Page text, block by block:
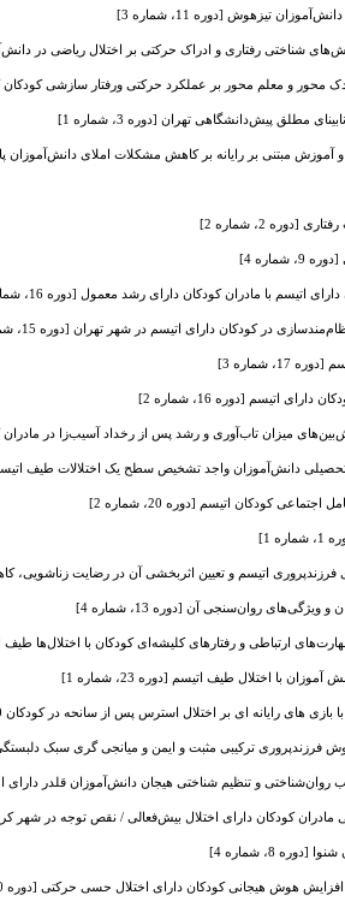
تیزهوش [دوره 11، شماره 3]
شناختی رفتاری و ادراک حرکتی بر اختلال ریاضی در دانش‌آموزان
و معلم محور بر عملکرد حرکتی ورفتار سازشی کودکان کم توان
مطلق پیش‌دانشگاهی تهران [دوره 3، شماره 1]
مبتنی بر رایانه بر کاهش مشکلات املای دانش‌آموزان پایه‌های
2، شماره 2]
4]
با مادران کودکان دارای رشد معمول [دوره 16، شماره 4]
در کودکان دارای اتیسم‌ در شهر تهران [دوره 15، شماره 2]
شماره 3]
اتیسم [دوره 16، شماره 2]
میزان تاب‌آوری و رشد پس از رخداد آسیب‌زا در مادران کودکان
دانش‌آموزان واجد تشخیص سطح یک اختلالات طیف اتیسم [دوره 16،
کودکان اتیسم [دوره 20، شماره 2]
1]
اتیسم و تعیین اثربخشی آن در رضایت زناشویی، کاهش
روان‌سنجی آن [دوره 13، شماره 4]
و رفتارهای کلیشه‌ای کودکان با اختلال‌‌‌‌ها طیف اتیسم
با اختلال طیف اتیسم [دوره 23، شماره 1]
اختلال استرس پس از سانحه در کودکان 10-8 سال زلزله دیده استان کرمانشاه [دوره 24، شماره 1]
ترکیبی مثبت و ایمن و میانجی گری سبک دلبستگی ایمن
و تنظیم شناختی هیجان دانش‌آموزان قلدر دارای اختلال
کودکان دارای اختلال بیش‌فعالی / نقص توجه در شهر کرج [دوره
8، شماره 4]
هوش هیجانی کودکان دارای اختلال حسی حرکتی [دوره 20، شماره 4]